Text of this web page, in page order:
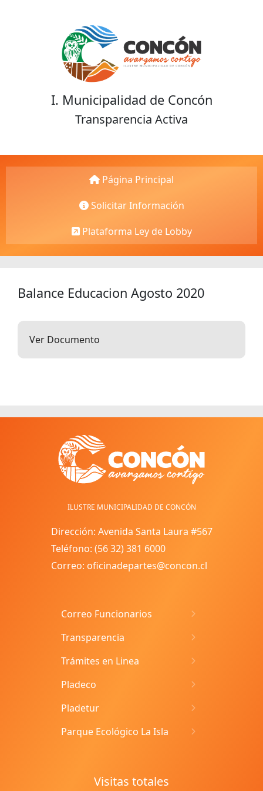
I. Municipalidad de Concón
Transparencia Activa
Página Principal
Solicitar Información
Plataforma Ley de Lobby
Balance Educacion Agosto 2020
Ver Documento
ILUSTRE MUNICIPALIDAD DE CONCÓN
Dirección: Avenida Santa Laura #567
Teléfono: (56 32) 381 6000
Correo: oficinadepartes@concon.cl
Correo Funcionarios
Transparencia
Trámites en Linea
Pladeco
Pladetur
Parque Ecológico La Isla
Visitas totales